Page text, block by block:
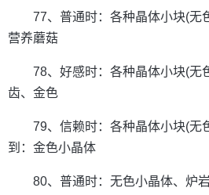
77、普通时：各种晶体小块(无
营养蘑菇
78、好感时：各种晶体小块(无
齿、金色
79、信赖时：各种晶体小块(无
到：金色小晶体
80、普通时：无色小晶体、炉